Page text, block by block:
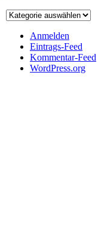
Anmelden
Eintrags-Feed
Kommentar-Feed
WordPress.org